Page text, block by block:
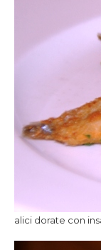
alici dorate con